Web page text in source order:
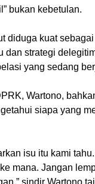
bukan kebetulan.
diduga kuat
dan strategi
yang sedang
Wartono,
siapa yang
isu itu kami
mana. Jangan
sindir Wartono